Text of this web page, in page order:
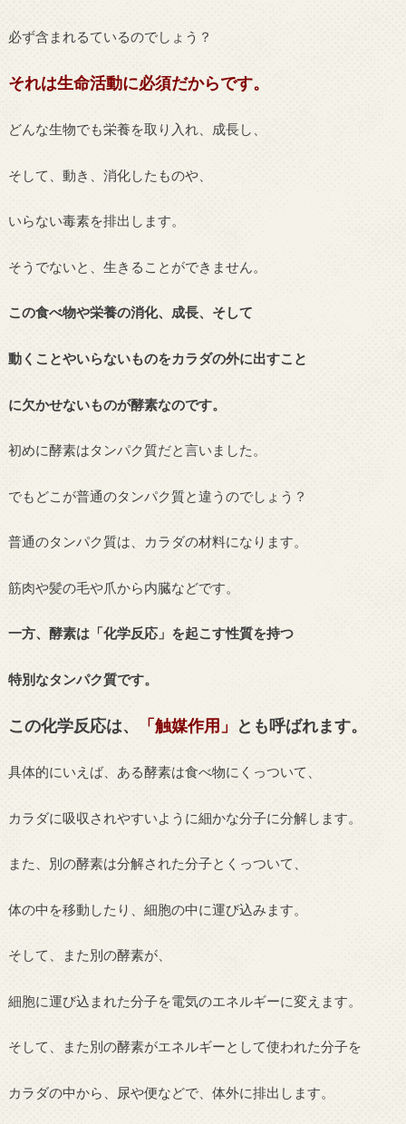
必ず含まれるているのでしょう？
それは生命活動に必須だからです。
どんな生物でも栄養を取り入れ、成長し、
そして、動き、消化したものや、
いらない毒素を排出します。
そうでないと、生きることができません。
この食べ物や栄養の消化、成長、そして
動くことやいらないものをカラダの外に出すこと
に欠かせないものが酵素なのです。
初めに酵素はタンパク質だと言いました。
でもどこが普通のタンパク質と違うのでしょう？
普通のタンパク質は、カラダの材料になります。
筋肉や髪の毛や爪から内臓などです。
一方、酵素は「化学反応」を起こす性質を持つ
特別なタンパク質です。
この化学反応は、 「触媒作用」 とも呼ばれます。
具体的にいえば、ある酵素は食べ物にくっついて、
カラダに吸収されやすいように細かな分子に分解します。
また、別の酵素は分解された分子とくっついて、
体の中を移動したり、細胞の中に運び込みます。
そして、また別の酵素が、
細胞に運び込まれた分子を電気のエネルギーに変えます。
そして、また別の酵素がエネルギーとして使われた分子を
カラダの中から、尿や便などで、体外に排出します。